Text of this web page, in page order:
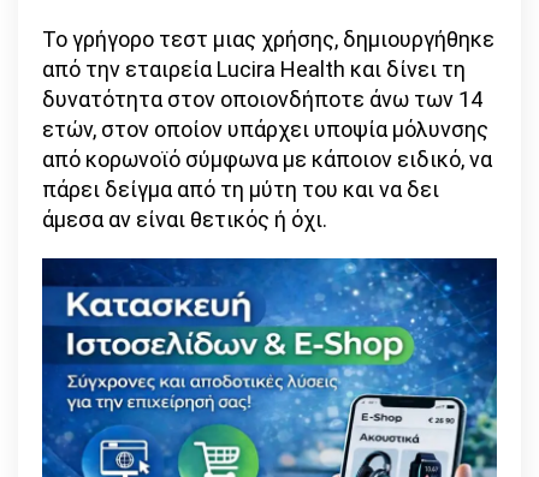
Το γρήγορο τεστ μιας χρήσης, δημιουργήθηκε
από την εταιρεία Lucira Health και δίνει τη
δυνατότητα στον οποιονδήποτε άνω των 14
ετών, στον οποίον υπάρχει υποψία μόλυνσης
από κορωνοϊό σύμφωνα με κάποιον ειδικό, να
πάρει δείγμα από τη μύτη του και να δει
άμεσα αν είναι θετικός ή όχι.